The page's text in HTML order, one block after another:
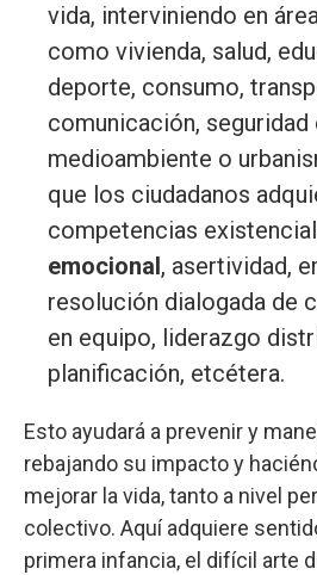
vida, interviniendo en
como vivienda, salud,
deporte, consumo,
comunicación, seguridad
medioambiente o
que los ciudadanos
competencias
emocional, asertividad,
resolución dialogada de
en equipo, liderazgo
planificación, etcétera.
Esto ayudará a prevenir y
rebajando su impacto y
mejorar la vida, tanto a nivel
colectivo. Aquí adquiere
primera infancia, el difícil arte